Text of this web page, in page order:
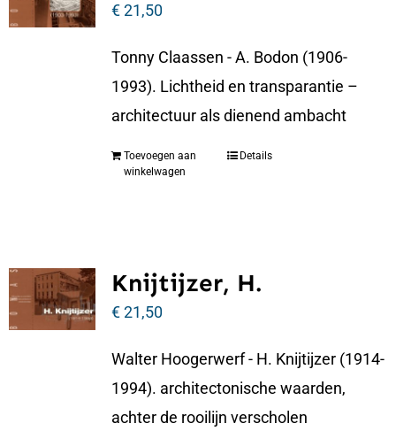
€21,50
Tonny Claassen - A. Bodon (1906-
1993). Lichtheid en transparantie –
architectuur als dienend ambacht
Toevoegen aan
winkelwagen
Details
Knijtijzer, H.
€21,50
Walter Hoogerwerf - H. Knijtijzer (1914-
1994). architectonische waarden,
achter de rooilijn verscholen